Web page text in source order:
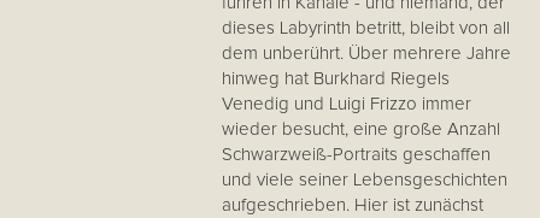
dieses Labyrinth betritt, bleibt von all
dem unberührt. Über mehrere Jahre
hinweg hat Burkhard Riegels
Venedig und Luigi Frizzo immer
wieder besucht, eine große Anzahl
Schwarzweiß-Portraits geschaffen
und viele seiner Lebensgeschichten
aufgeschrieben. Hier ist zunächst